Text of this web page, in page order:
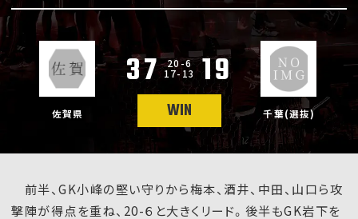
佐賀県
37
千葉(選抜)
19
WIN
20-6
17-13
前半、GK小峰の堅い守りから梅本、酒井、中田、山口ら攻
撃陣が得点を重ね、20-６と大きくリード。後半もGK岩下を